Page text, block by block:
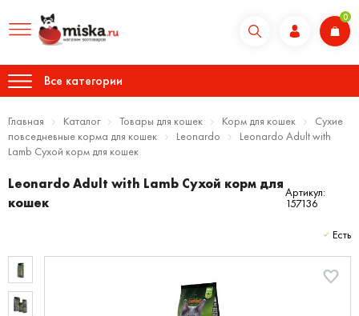
0
Все категории
Главная Каталог Товары для кошек Корм для кошек
Сухие
повседневные корма для кошек
Leonardo
Leonardo Adult with
Lamb Сухой корм для кошек
Leonardo Adult with Lamb Сухой корм для
кошек
Артикул:
157136
Есть